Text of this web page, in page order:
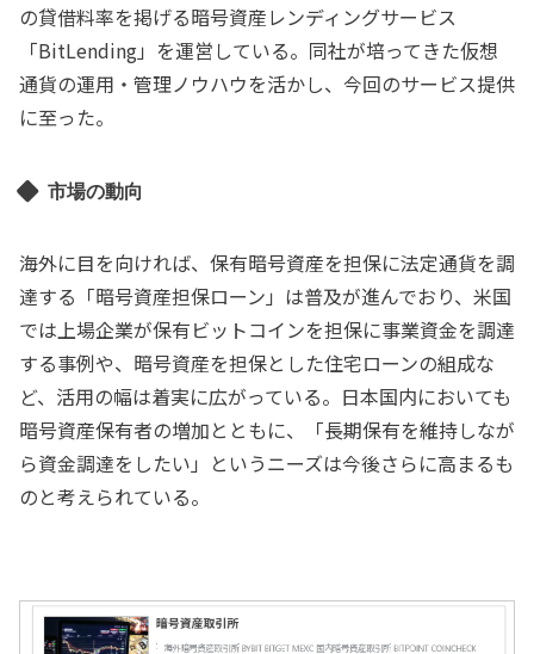
の貸借料率を掲げる暗号資産レンディングサービス
「BitLending」を運営している。同社が培ってきた仮想
通貨の運用・管理ノウハウを活かし、今回のサービス提供
に至った。
市場の動向
海外に目を向ければ、保有暗号資産を担保に法定通貨を調
達する「暗号資産担保ローン」は普及が進んでおり、米国
では上場企業が保有ビットコインを担保に事業資金を調達
する事例や、暗号資産を担保とした住宅ローンの組成な
ど、活用の幅は着実に広がっている。日本国内においても
暗号資産保有者の増加とともに、「長期保有を維持しなが
ら資金調達をしたい」というニーズは今後さらに高まるも
のと考えられている。